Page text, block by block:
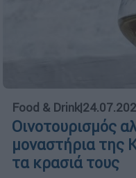
Food & Drink|
Οινοτουρισμός
μοναστήρια της
τα κρασιά τους